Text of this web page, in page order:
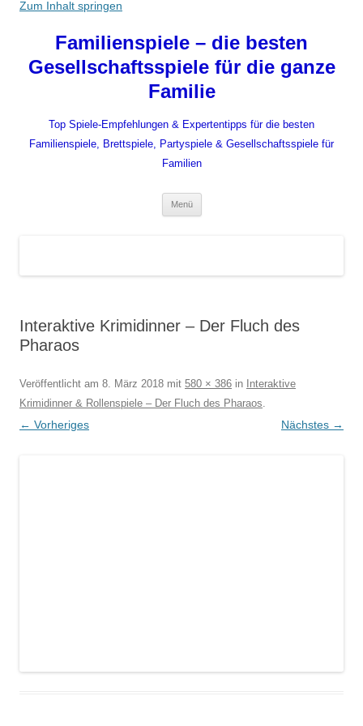
Zum Inhalt springen
Familienspiele – die besten
Gesellschaftsspiele für die ganze
Familie
Top Spiele-Empfehlungen & Expertentipps für die besten
Familienspiele, Brettspiele, Partyspiele & Gesellschaftsspiele für
Familien
Menü
Interaktive Krimidinner – Der Fluch des
Pharaos
Veröffentlicht am 8. März 2018 mit 580 × 386 in Interaktive
Krimidinner & Rollenspiele – Der Fluch des Pharaos.
← Vorheriges Nächstes →